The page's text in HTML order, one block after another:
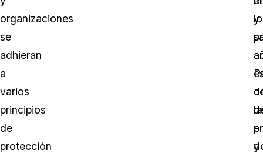
organizaciones
se
adhieran
a
varios
principios
de
protección
y
y